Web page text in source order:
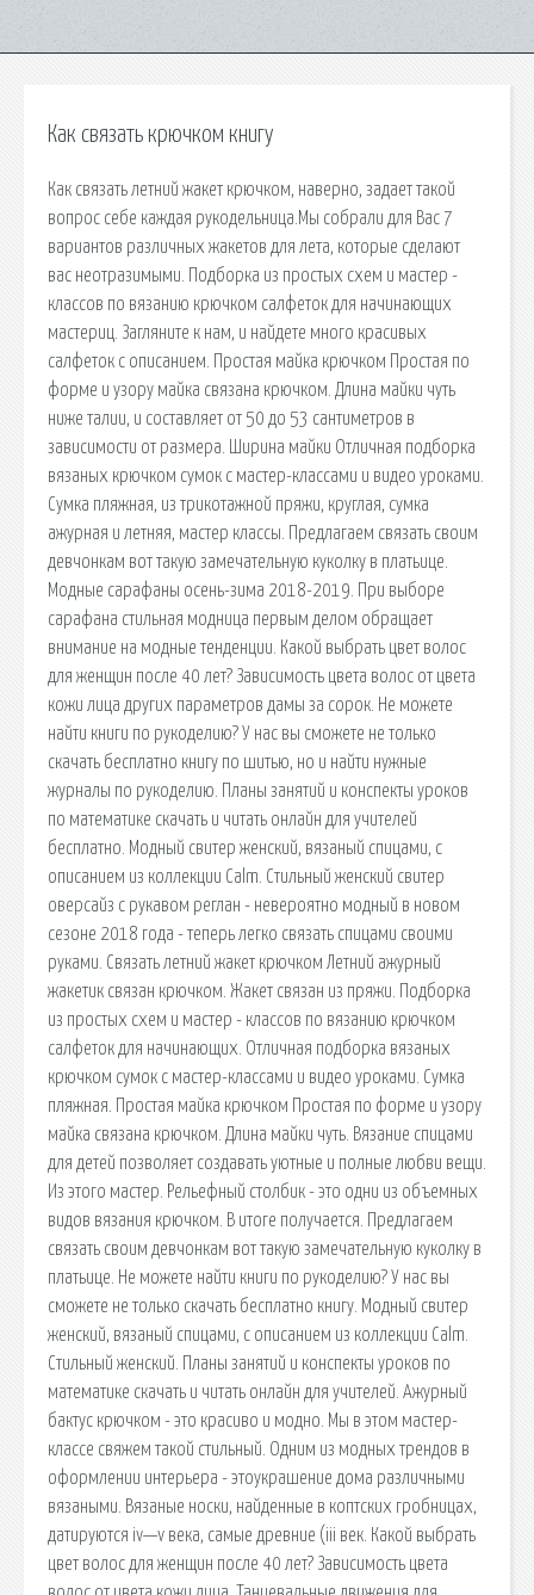
Как связать крючком книгу
Как связать летний жакет крючком, наверно, задает такой
вопрос себе каждая рукодельница.Мы собрали для Вас 7
вариантов различных жакетов для лета, которые сделают
вас неотразимыми. Подборка из простых схем и мастер -
классов по вязанию крючком салфеток для начинающих
мастериц. Загляните к нам, и найдете много красивых
салфеток с описанием. Простая майка крючком Простая по
форме и узору майка связана крючком. Длина майки чуть
ниже талии, и составляет от 50 до 53 сантиметров в
зависимости от размера. Ширина майки Отличная подборка
вязаных крючком сумок с мастер-классами и видео уроками.
Сумка пляжная, из трикотажной пряжи, круглая, сумка
ажурная и летняя, мастер классы. Предлагаем связать своим
девчонкам вот такую замечательную куколку в платьице.
Модные сарафаны осень-зима 2018-2019. При выборе
сарафана стильная модница первым делом обращает
внимание на модные тенденции. Какой выбрать цвет волос
для женщин после 40 лет? Зависимость цвета волос от цвета
кожи лица других параметров дамы за сорок. Не можете
найти книги по рукоделию? У нас вы сможете не только
скачать бесплатно книгу по шитью, но и найти нужные
журналы по рукоделию. Планы занятий и конспекты уроков
по математике скачать и читать онлайн для учителей
бесплатно. Модный свитер женский, вязаный спицами, с
описанием из коллекции Calm. Стильный женский свитер
оверсайз с рукавом реглан - невероятно модный в новом
сезоне 2018 года - теперь легко связать спицами своими
руками. Связать летний жакет крючком Летний ажурный
жакетик связан крючком. Жакет связан из пряжи. Подборка
из простых схем и мастер - классов по вязанию крючком
салфеток для начинающих. Отличная подборка вязаных
крючком сумок с мастер-классами и видео уроками. Сумка
пляжная. Простая майка крючком Простая по форме и узору
майка связана крючком. Длина майки чуть. Вязание спицами
для детей позволяет создавать уютные и полные любви вещи.
Из этого мастер. Рельефный столбик - это одни из объемных
видов вязания крючком. В итоге получается. Предлагаем
связать своим девчонкам вот такую замечательную куколку в
платьице. Не можете найти книги по рукоделию? У нас вы
сможете не только скачать бесплатно книгу. Модный свитер
женский, вязаный спицами, с описанием из коллекции Calm.
Стильный женский. Планы занятий и конспекты уроков по
математике скачать и читать онлайн для учителей. Ажурный
бактус крючком - это красиво и модно. Мы в этом мастер-
классе свяжем такой стильный. Одним из модных трендов в
оформлении интерьера - этоукрашение дома различными
вязаными. Вязаные носки, найденные в коптских гробницах,
датируются iv—v века, самые древние (iii век. Какой выбрать
цвет волос для женщин после 40 лет? Зависимость цвета